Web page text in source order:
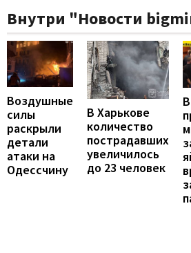
Внутри "Новости
Воздушные
силы
раскрыли
детали
атаки на
Одессчину
В Харькове
количество
пострадавших
увеличилось
до 23 человек